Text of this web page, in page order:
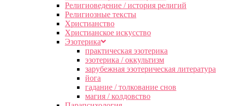
Религиоведение / история религий
Религиозные тексты
Христианство
Христианское искусство
Эзотерика
практическая эзотерика
эзотерика / оккультизм
зарубежная эзотерическая литература
йога
гадание / толкование снов
магия / колдовство